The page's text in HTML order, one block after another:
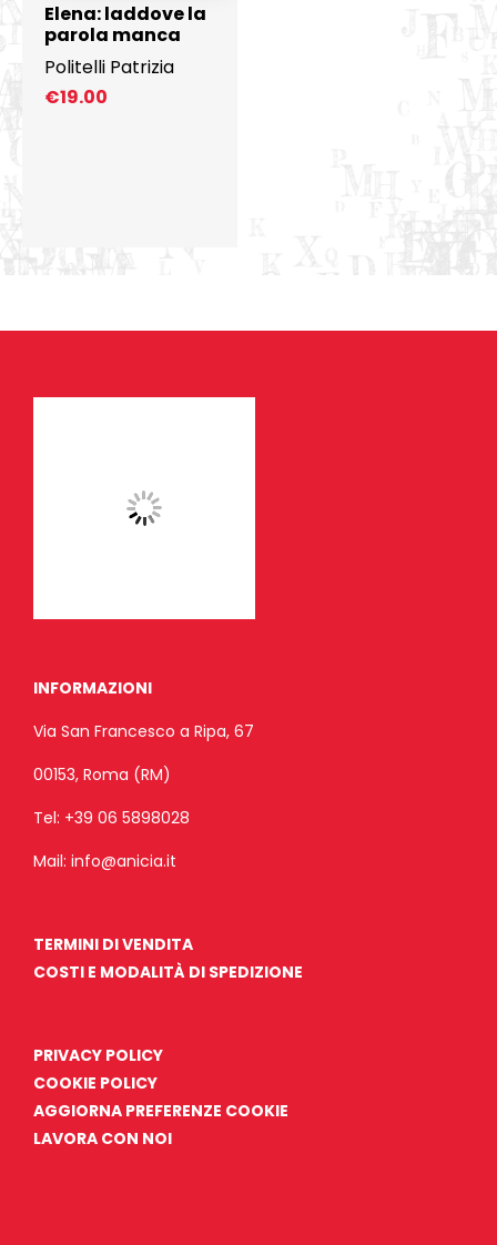
Elena: laddove la
parola manca
Politelli Patrizia
€19.00
INFORMAZIONI
Via San Francesco a Ripa, 67
00153, Roma (RM)
Tel: +39 06 5898028
Mail: info@anicia.it
TERMINI DI VENDITA
COSTI E MODALITÀ DI SPEDIZIONE
PRIVACY POLICY
COOKIE POLICY
AGGIORNA PREFERENZE COOKIE
LAVORA CON NOI